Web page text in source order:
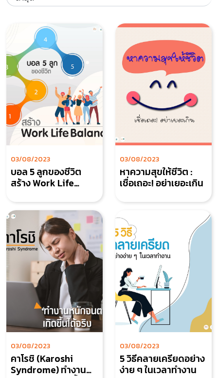
03/08/2023
บอล 5 ลูกของชีวิต
สร้าง Work Life
03/08/2023
หาความสุขให้ชีวิต :
เชื่อเถอะ! อย่าเยอะเกิน
03/08/2023
คาโรชิ (Karoshi
Syndrome) ทำงาน
03/08/2023
5 วิธีคลายเครียดอย่าง
ง่าย ๆ ในเวลาทำงาน